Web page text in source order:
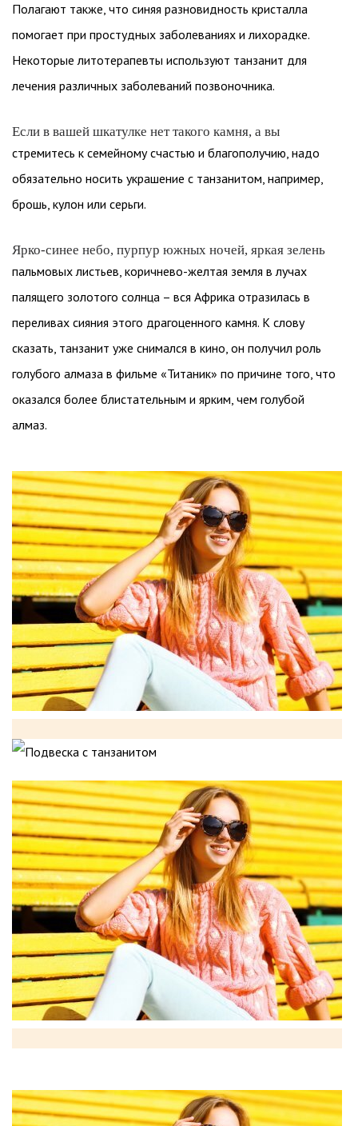
Полагают также, что синяя разновидность кристалла
помогает при простудных заболеваниях и лихорадке.
Некоторые литотерапевты используют танзанит для
лечения различных заболеваний позвоночника.
Если в вашей шкатулке нет такого камня, а вы
стремитесь к семейному счастью и благополучию, надо
обязательно носить украшение с танзанитом, например,
брошь, кулон или серьги.
Ярко-синее небо, пурпур южных ночей, яркая зелень
пальмовых листьев, коричнево-желтая земля в лучах
палящего золотого солнца – вся Африка отразилась в
переливах сияния этого драгоценного камня. К слову
сказать, танзанит уже снимался в кино, он получил роль
голубого алмаза в фильме «Титаник» по причине того, что
оказался более блистательным и ярким, чем голубой
алмаз.